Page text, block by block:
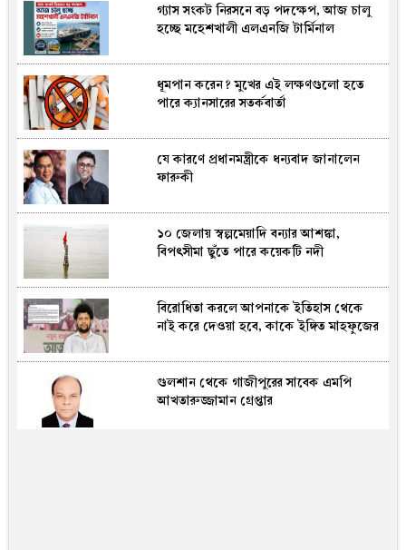
গ্যাস সংকট নিরসনে বড় পদক্ষেপ, আজ চালু
হচ্ছে মহেশখালী এলএনজি টার্মিনাল
ধূমপান করেন? মুখের এই লক্ষণগুলো হতে
পারে ক্যানসারের সতর্কবার্তা
যে কারণে প্রধানমন্ত্রীকে ধন্যবাদ জানালেন
ফারুকী
১০ জেলায় স্বল্পমেয়াদি বন্যার আশঙ্কা,
বিপৎসীমা ছুঁতে পারে কয়েকটি নদী
বিরোধিতা করলে আপনাকে ইতিহাস থেকে
নাই করে দেওয়া হবে, কাকে ইঙ্গিত মাহফুজের
গুলশান থেকে গাজীপুরের সাবেক এমপি
আখতারুজ্জামান গ্রেপ্তার